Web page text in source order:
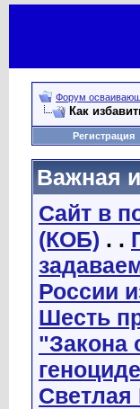
Форум
Как
Регистрация
Важная
Сайт в
(КОБ) . .
России
Шесть
"Закона
Светлая